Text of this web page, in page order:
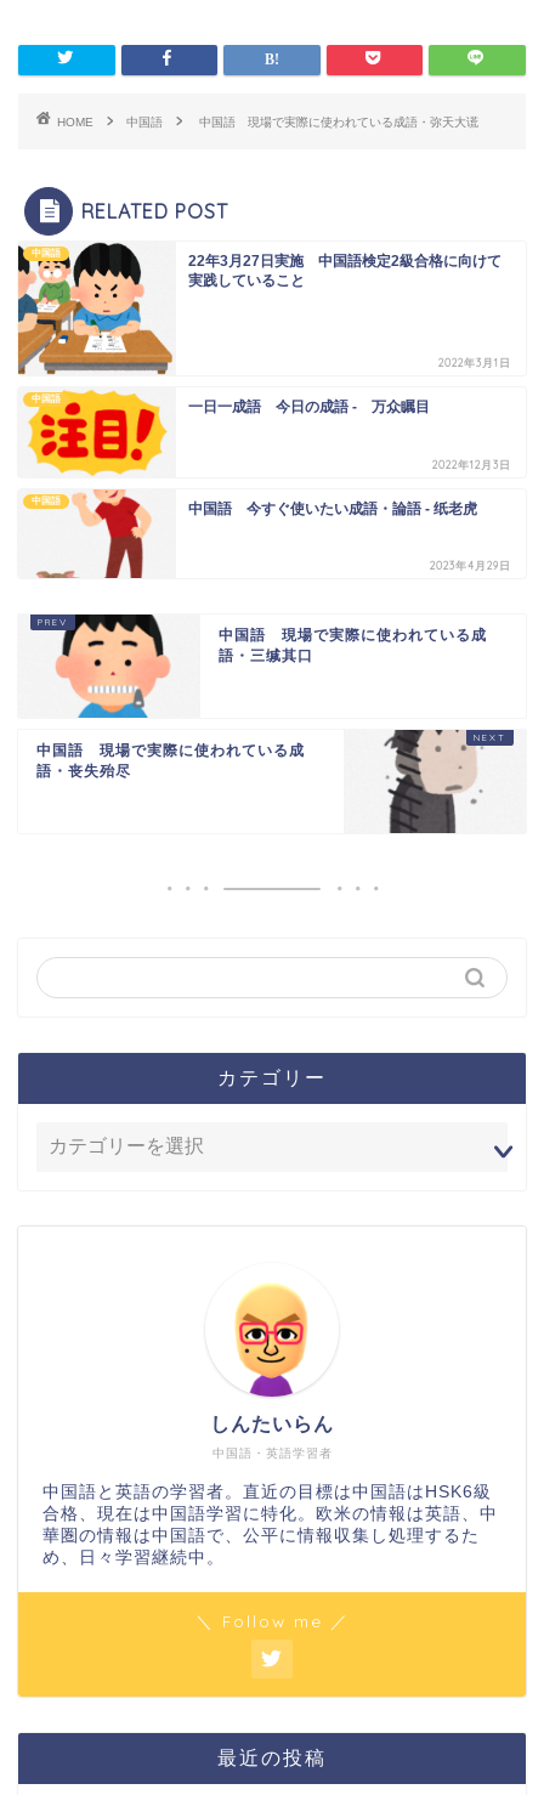
HOME 中国語 中国語 現場で実際に使われている成語・弥天大谎
RELATED POST
中国語
22年3月27日実施 中国語検定2級合格に向けて
実践していること
2022年3月1日
中国語 一日一成語 今日の成語 - 万众瞩目
2022年12月3日
中国語 中国語 今すぐ使いたい成語・論語 - 纸老虎
2023年4月29日
中国語 現場で実際に使われている成
語・三缄其口
中国語 現場で実際に使われている成
語・丧失殆尽
カテゴリー
中国語・英語学習者
しんたいらん
中国語と英語の学習者。直近の目標は中国語はHSK6級
合格、現在は中国語学習に特化。欧米の情報は英語、中
華圏の情報は中国語で、公平に情報収集し処理するた
め、日々学習継続中。
＼ Follow me ／
最近の投稿